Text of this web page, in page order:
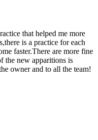
that helped me more
is a practice for each
faster.There are more fine
the new apparitions is
owner and to all the team!